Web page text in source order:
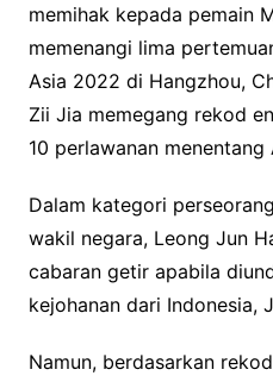
memihak kepada pemain
memenangi lima
Asia 2022 di Hangzhou,
Zii Jia memegang rekod
10 perlawanan menentang
Dalam kategori
wakil negara, Leong Jun
cabaran getir apabila
kejohanan dari Indonesia,
Namun, berdasarkan